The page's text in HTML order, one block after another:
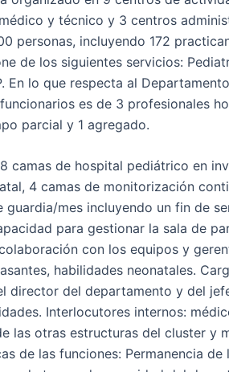
y técnico y 3 centros
personas, incluyendo 172
de los siguientes servicios:
En lo que respecta al
es de 3 profesionales
parcial y 1 agregado.
camas de hospital pediátrico en
4 camas de monitorización
mes incluyendo un fin de
para gestionar la sala de
con los equipos y
habilidades neonatales.
director del departamento y del
Interlocutores internos:
las otras estructuras del cluster y
de las funciones: Permanencia de